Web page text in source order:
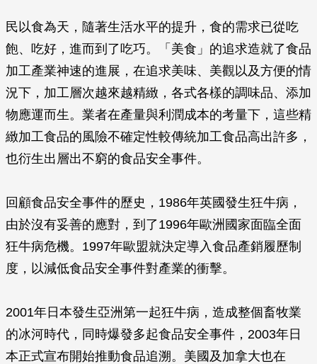
民以食為天，隨著生活水平的提升，食的需求已從吃
飽、吃好，進而到了吃巧。「美食」的追求造就了食品
加工產業神速的進展，在追求美味、美觀以及方便的情
況下，加工層次越來越精緻，各式各樣的調味品、添加
物應運而生。業者在產量與利潤成本的考量下，這些精
緻加工食品的風險不確定性較傳統加工食品高出許多，
也衍生出層出不窮的食品安全事件。
回顧食品安全事件的歷史，1986年英國發生狂牛病，
由於沒有妥善的應對，到了1996年歐洲國家面臨全面
狂牛病危機。1997年歐盟就決定導入食品產銷履歷制
度，以減低食品安全事件對產業的衝擊。
2001年日本發生亞洲第一起狂牛病，造成整個畜牧業
的冰河時代，同時爆發多起食品安全事件，2003年日
本正式宣布開始推動食品追溯。美國及加拿大也在